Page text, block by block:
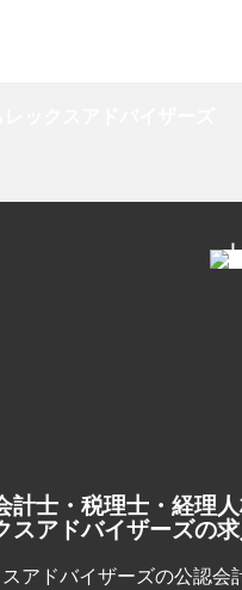
計士・税理士・経理
スアドバイザーズの
アドバイザーズの公認会